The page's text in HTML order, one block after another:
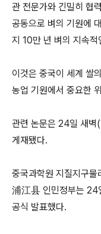
관 전문가와 긴밀히 협
공동으로 벼의 기원에
지 10만 년 벼의 지속
이것은 중국이 세계 쌀
농업 기원에서 중요한
관련 논문은 24일 새벽
게재됐다.
중국과학원 지질지구물
浦江县 인민정부는 24
공식 발표했다.